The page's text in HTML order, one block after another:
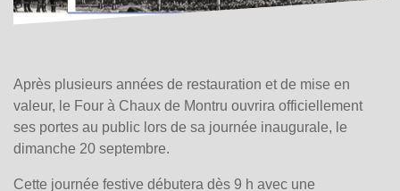
Après plusieurs années de restauration et de mise en
valeur, le Four à Chaux de Montru ouvrira officiellement
ses portes au public lors de sa journée inaugurale, le
dimanche 20 septembre.
Cette journée festive débutera dès 9 h avec une